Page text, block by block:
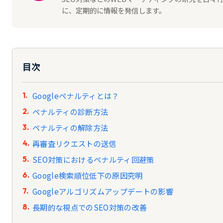
に、定期的に情報を発信します。
目次
Googleペナルティとは？
ペナルティの診断方法
ペナルティの解除方法
再審査リクエストの送信
SEO対策におけるペナルティ回避策
Google検索順位低下の原因究明
Googleアルゴリズムアップデートの影響
長期的な視点でのSEO対策の改善